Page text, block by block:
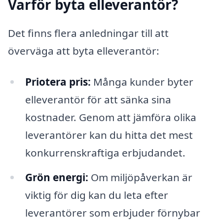
Varför byta elleverantör?
Det finns flera anledningar till att
överväga att byta elleverantör:
Priotera pris: Många kunder byter
elleverantör för att sänka sina
kostnader. Genom att jämföra olika
leverantörer kan du hitta det mest
konkurrenskraftiga erbjudandet.
Grön energi: Om miljöpåverkan är
viktig för dig kan du leta efter
leverantörer som erbjuder förnybar